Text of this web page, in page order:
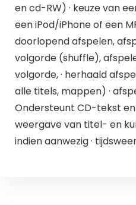
en cd-RW) · keuze van
een iPod/iPhone of een
doorlopend afspelen,
volgorde (shuffle),
volgorde, · herhaald
alle titels, mappen) ·
Ondersteunt CD-tekst
weergave van titel- en
indien aanwezig ·